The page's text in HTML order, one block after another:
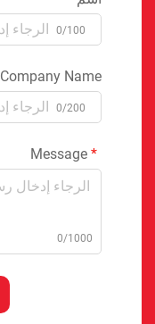
0/100
Company Name
0/200
0/1000